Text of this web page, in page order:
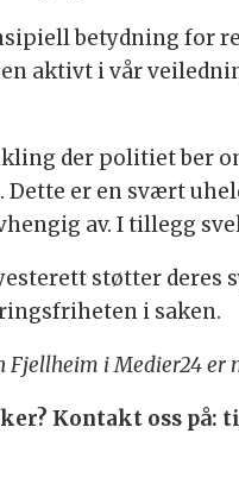
betydning for
aktivt i vår
der politiet ber
er en svært
av. I tillegg
støtter
i saken.
i Medier24 er
Kontakt oss på: